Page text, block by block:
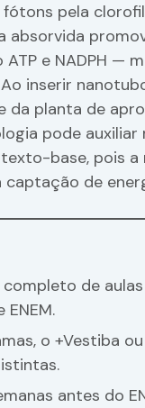
pela
e NADPH —
inserir
planta de
pode
base, pois
de
completo de
o +Vestiba ou
antes do